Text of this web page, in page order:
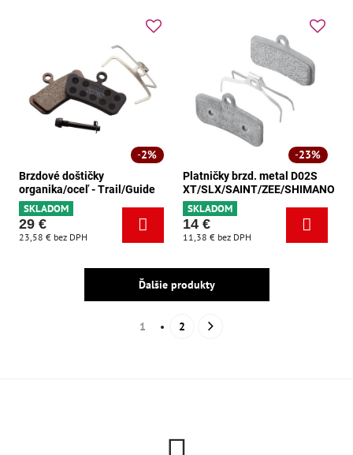
2%
Brzdové doštičky
organika/oceľ - Trail/Guide
SKLADOM
29 €
23,58 € bez DPH
23%
Platničky brzd. metal D02S
XT/SLX/SAINT/ZEE/SHIMANO
SKLADOM
14 €
11,38 € bez DPH
Ďalšie produkty
1 2